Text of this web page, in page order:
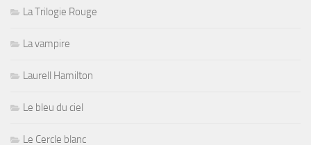
La Trilogie Rouge
La vampire
Laurell Hamilton
Le bleu du ciel
Le Cercle blanc